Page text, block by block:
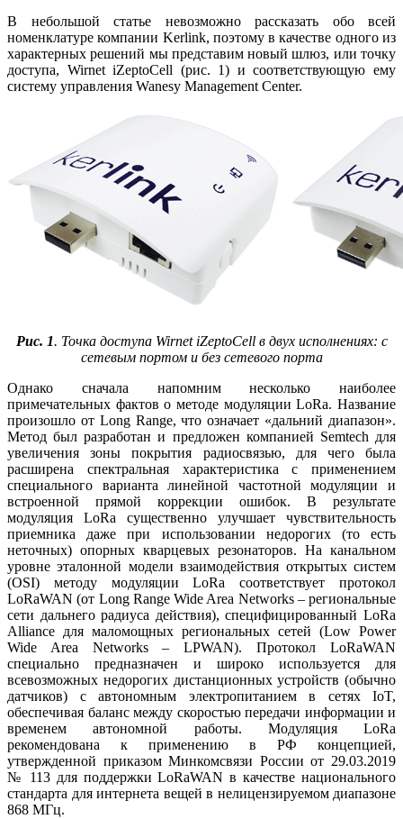
В небольшой статье невозможно рассказать обо всей
номенклатуре компании Kerlink, поэтому в качестве одного из
характерных решений мы представим новый шлюз, или точку
доступа, Wirnet iZeptoCell (рис. 1) и соответствующую ему
систему управления Wanesy Management Center.
Рис. 1. Точка доступа Wirnet iZeptoCell в двух исполнениях: с
сетевым портом и без сетевого порта
Однако сначала напомним несколько наиболее
примечательных фактов о методе модуляции LoRa. Название
произошло от Long Range, что означает «дальний диапазон».
Метод был разработан и предложен компанией Semtech для
увеличения зо­ны покрытия радиосвязью, для че­го бы­ла
расширена спектральная характеристика с применением
специального варианта линейной частотной модуляции и
встроенной прямой коррекции ошибок. В результате
модуляция LoRa существенно улучшает чувствительность
приемника да­же при использовании недорогих (то есть
неточных) опорных кварцевых резонаторов. На канальном
уровне эталонной модели взаимодействия открытых систем
(OSI) методу модуляции LoRa соответствует протокол
LoRaWAN (от Long Range Wide Area Networks – региональные
се­ти дальнего радиуса действия), специфицированный LoRa
Alliance для маломощных региональных сетей (Low Power
Wide Area Networks – LPWAN). Протокол LoRaWAN
специально предназначен и широко используется для
всевозможных недорогих дистанционных устройств (обычно
датчиков) с автономным электропитанием в сетях IoT,
обеспечивая баланс между скоростью передачи информации и
временем автономной работы. Модуляция LoRa
рекомендована к применению в РФ концепцией,
утвержденной приказом Минкомсвязи России от 29.03.2019
№ 113 для поддержки LoRaWAN в качестве национального
стандарта для интернета вещей в нелицензируемом диапазоне
868 МГц.